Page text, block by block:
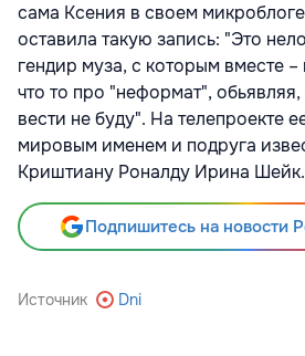
сама Ксения в своем
оставила такую запись: "Это
гендир муза, с которым вместе
что то про "неформат", обьявляя,
вести не буду". На телепроекте
мировым именем и подруга
Криштиану Роналду Ирина Шейк.
Подпишитесь на новости
Источник Dni